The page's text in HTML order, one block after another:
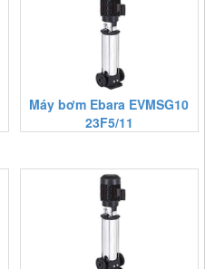
Máy bơm Ebara EVMSG10
23F5/11